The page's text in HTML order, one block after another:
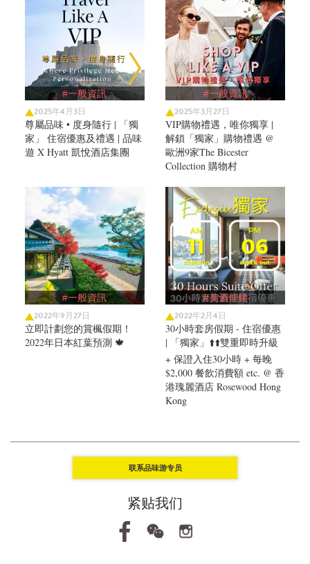
#一般資訊
2025年4月3日
尊屬品味 • 度身隨行 | 「獨
家」 住宿優惠及禮遇 | 品味
遊 X Hyatt 凱悅酒店集團
#一般資訊
2025年3月27日
VIP購物禮遇，唯你獨享 |
解鎖「獨家」購物禮遇 @
歐洲9家The Bicester
Collection 購物村
#一般資訊
2022年9月27日
立即計劃您的賞楓假期！
2022年日本紅葉預測 🍁
#美酒佳餚
2022年2月4日
30小時套房假期 - 住宿優惠
| 「獨家」⬆️⬆️雙重即時升級
+ 保證入住30小時 + 每晚
$2,000 餐飲消費額 etc. @ 香
港瑰麗酒店 Rosewood Hong
Kong
联系品味游专员
紧贴我们